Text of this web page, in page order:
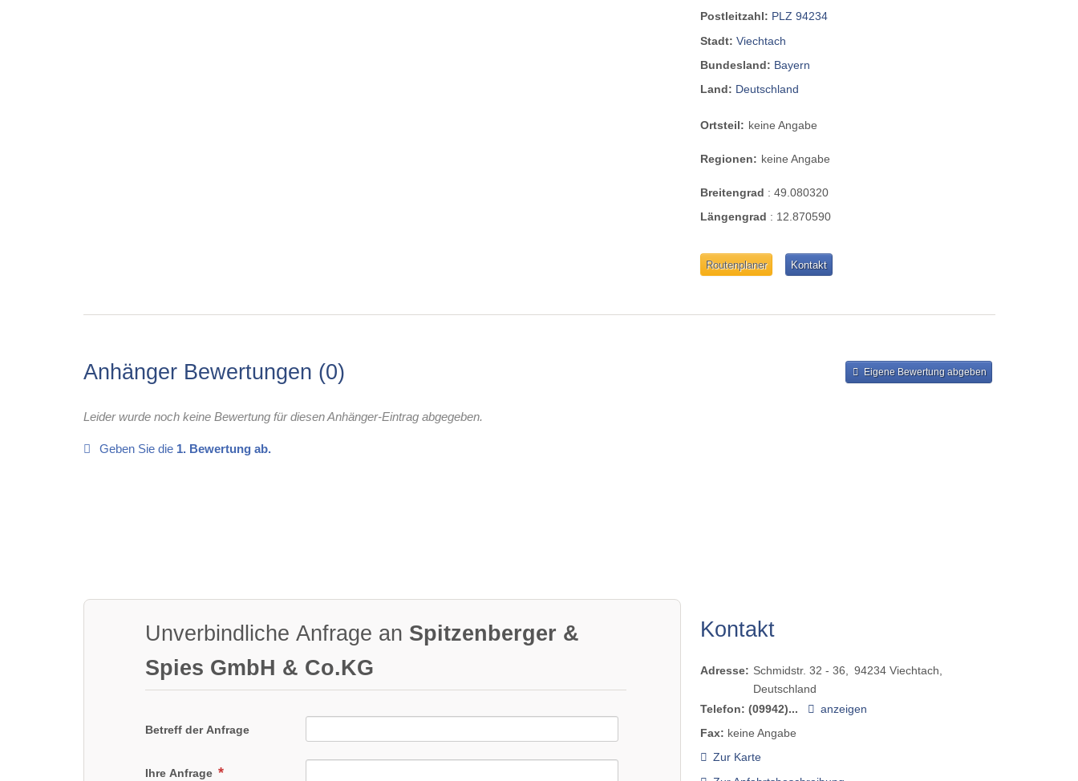
Postleitzahl: PLZ 94234
Stadt:Viechtach
Bundesland: Bayern
Land: Deutschland
Ortsteil: keine Angabe
Regionen: keine Angabe
Breitengrad :49.080320
Längengrad : 12.870590
Routenplaner Kontakt
Anhänger Bewertungen 0 Eigene Bewertung abgeben
Leider wurde noch keine Bewertung für diesen Anhänger-Eintrag abgegeben.
Geben Sie die 1. Bewertung ab.
Unverbindliche Anfrage an Spitzenberger &
Spies GmbH & Co.KG
Betreff der Anfrage
Ihre Anfrage
Kontakt
Adresse: Schmidstr. 32 - 36 94234 Viechtach
Deutschland
Telefon: (09942)...
anzeigen
Fax: keine Angabe
Zur Karte